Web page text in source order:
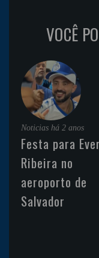
VOCÊ
Noticias há 2 anos
Festa para
Ribeira no
aeroporto de
Salvador